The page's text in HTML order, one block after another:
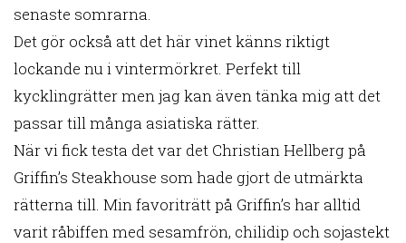
senaste somrarna.
Det gör också att det här vinet känns riktigt
lockande nu i vintermörkret. Perfekt till
kycklingrätter men jag kan även tänka mig att det
passar till många asiatiska rätter.
När vi fick testa det var det Christian Hellberg på
Griffin’s Steakhouse som hade gjort de utmärkta
rätterna till. Min favoriträtt på Griffin’s har alltid
varit råbiffen med sesamfrön, chilidip och sojastekt